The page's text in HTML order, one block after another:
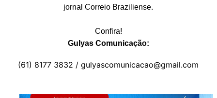
jornal Correio Braziliense.
Confira!
Gulyas Comunicação:
(61) 8177 3832 / gulyascomunicacao@gmail.com